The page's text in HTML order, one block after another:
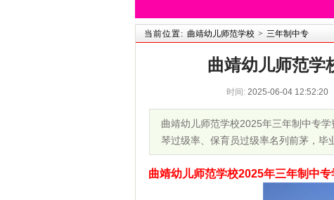
当前位置: 曲靖幼儿师范学校 > 三年制中专
曲靖幼儿师范学
时间: 2025-06-04 12:52:20
曲靖幼儿师范学校2025年三年制中专
琴过级率、保育员过级率名列前茅，毕
曲靖幼儿师范学校2025年三年制中